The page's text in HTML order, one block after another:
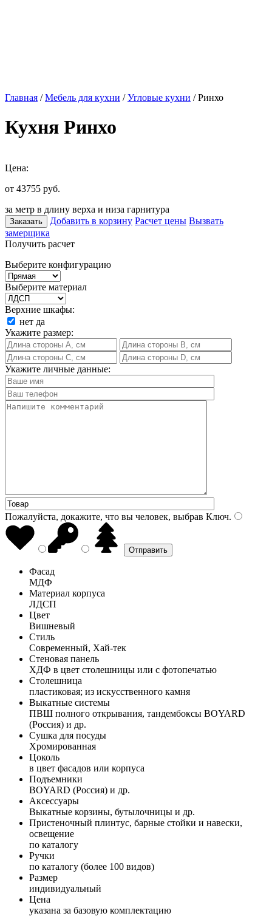
Главная /Мебель для кухни /Угловые кухни / Ринхо
Кухня Ринхо
Цена:
от 43755 руб.
за метр в длину верха и низа гарнитура
Заказать Добавить в корзину Расчет цены Вызвать
замерщика
Получить расчет
Выберите конфигурацию
Выберите материал
Верхние шкафы:
нет да
Укажите размер:
Укажите личные данные:
Пожалуйста, докажите, что вы человек, выбрав Ключ.
Фасад
МДФ
Материал корпуса
ЛДСП
Цвет
Вишневый
Стиль
Современный, Хай-тек
Стеновая панель
ХДФ в цвет столешницы или с фотопечатью
Столешница
пластиковая; из искусственного камня
Выкатные системы
ПВШ полного открывания, тандембоксы BOYARD
(Россия) и др.
Сушка для посуды
Хромированная
Цоколь
в цвет фасадов или корпуса
Подъемники
BOYARD (Россия) и др.
Аксессуары
Выкатные корзины, бутылочницы и др.
Пристеночный плинтус, барные стойки и навески,
освещение
по каталогу
Ручки
по каталогу (более 100 видов)
Размер
индивидуальный
Цена
указана за базовую комплектацию